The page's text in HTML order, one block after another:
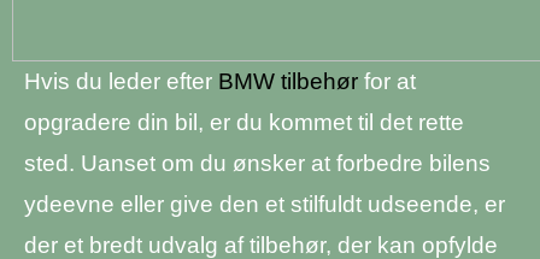
Hvis du leder efter BMW tilbehør for at
opgradere din bil, er du kommet til det rette
sted. Uanset om du ønsker at forbedre bilens
ydeevne eller give den et stilfuldt udseende, er
der et bredt udvalg af tilbehør, der kan opfylde